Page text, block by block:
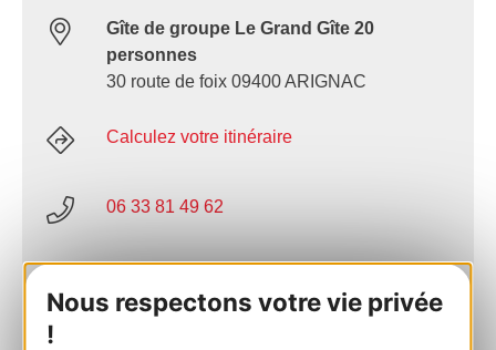
Nous respectons votre vie privée
!
Gîte de groupe Le Grand Gîte 20
personnes
30 route de foix 09400 ARIGNAC
Calculez votre itinéraire
06 33 81 49 62